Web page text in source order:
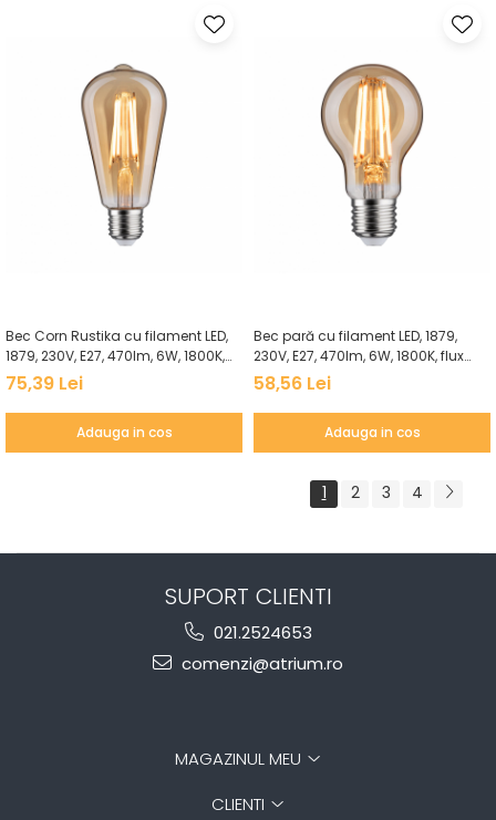
Bec Corn Rustika cu filament LED,
1879, 230V, E27, 470lm, 6W, 1800K,
flux luminos variabil în 3 pași, auriu
75,39 Lei
Adauga in cos
Bec pară cu filament LED, 1879,
230V, E27, 470lm, 6W, 1800K, flux
luminos variabil în 3 pași, auriu
58,56 Lei
Adauga in cos
1 2 3 4
SUPORT CLIENTI
021.2524653
comenzi@atrium.ro
MAGAZINUL MEU
CLIENTI